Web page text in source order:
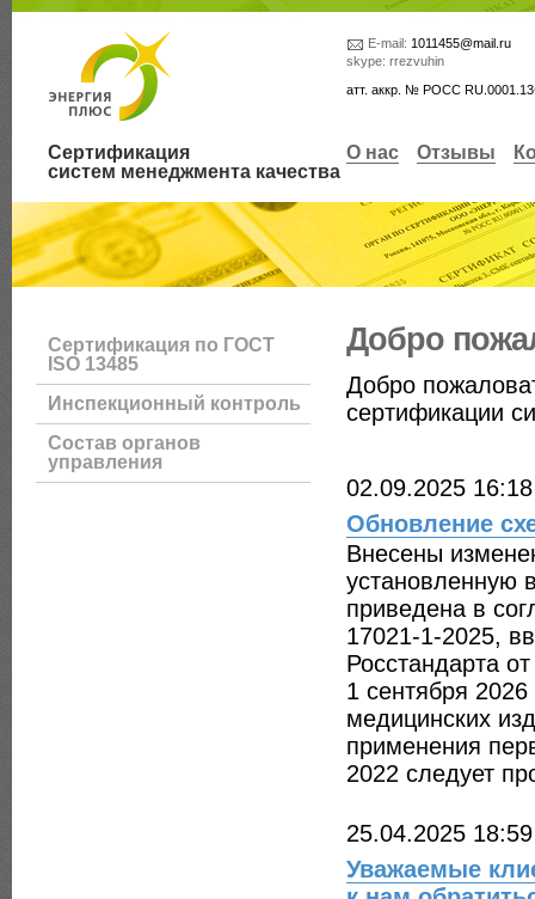
Сертификация
систем менеджмента качества
О нас Отзывы
E-mail: 1011455@mail.ru
skype: rrezvuhin
атт. аккр. № РОСС
Сертификация по ГОСТ
ISO 13485
Инспекционный контроль
Состав органов
управления
Добро
Добро
сертификации
02.09.2025 16:18
Обновление
Внесены
приведена в
17021-1-2025,
Росстандарта
1 сентября
медицинских
применения
2022 следует
25.04.2025 18:59
Уважаемые